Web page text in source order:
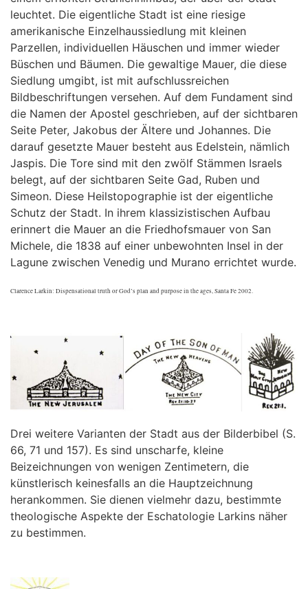
leuchtet. Die eigentliche Stadt ist eine riesige
amerikanische Einzelhaussiedlung mit kleinen
Parzellen, individuellen Häuschen und immer wieder
Büschen und Bäumen. Die gewaltige Mauer, die diese
Siedlung umgibt, ist mit aufschlussreichen
Bildbeschriftungen versehen. Auf dem Fundament sind
die Namen der Apostel geschrieben, auf der sichtbaren
Seite Peter, Jakobus der Ältere und Johannes. Die
darauf gesetzte Mauer besteht aus Edelstein, nämlich
Jaspis. Die Tore sind mit den zwölf Stämmen Israels
belegt, auf der sichtbaren Seite Gad, Ruben und
Simeon. Diese Heilstopographie ist der eigentliche
Schutz der Stadt. In ihrem klassizistischen Aufbau
erinnert die Mauer an die Friedhofsmauer von San
Michele, die 1838 auf einer unbewohnten Insel in der
Lagune zwischen Venedig und Murano errichtet wurde.
Clarence Larkin: Dispensational truth or God’s plan and purpose in the ages, Santa Fe 2002.
Drei weitere Varianten der Stadt aus der Bilderbibel (S.
66, 71 und 157). Es sind unscharfe, kleine
Beizeichnungen von wenigen Zentimetern, die
künstlerisch keinesfalls an die Hauptzeichnung
herankommen. Sie dienen vielmehr dazu, bestimmte
theologische Aspekte der Eschatologie Larkins näher
zu bestimmen.